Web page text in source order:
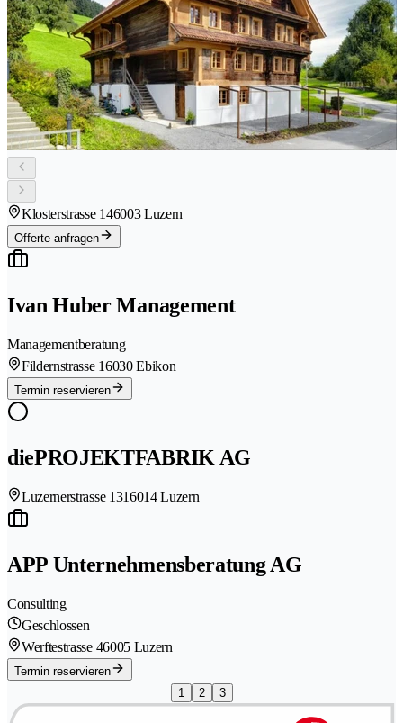
Klosterstrasse 146003 Luzern
Offerte anfragen
Ivan Huber Management
Managementberatung
Fildernstrasse 16030 Ebikon
Termin reservieren
diePROJEKTFABRIK AG
Luzernerstrasse 1316014 Luzern
APP Unternehmensberatung AG
Consulting
Geschlossen
Werftestrasse 46005 Luzern
Termin reservieren
1
2 3